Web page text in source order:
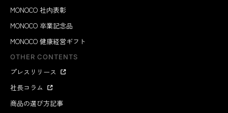
MONOCO 社内表彰
MONOCO 卒業記念品
MONOCO 健康経営ギフト
OTHER CONTENTS
プレスリリース
社長コラム
商品の選び方記事